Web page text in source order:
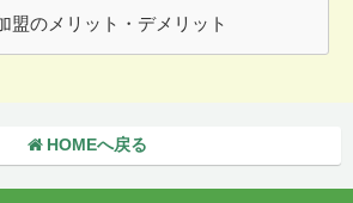
盟のメリット・デメリット
HOMEへ戻る